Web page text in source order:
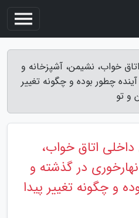
خواب، نشیمن، آشپزخانه و
چطور بوده و چگونه تغییر
و تو
اتاق خواب،
در گذشته و
و چگونه تغییر پیدا